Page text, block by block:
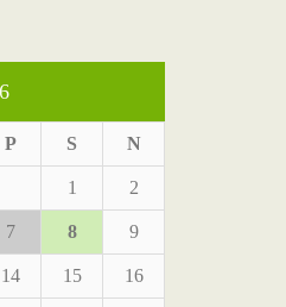
P S N
1 2
7 8 9
14 15 16